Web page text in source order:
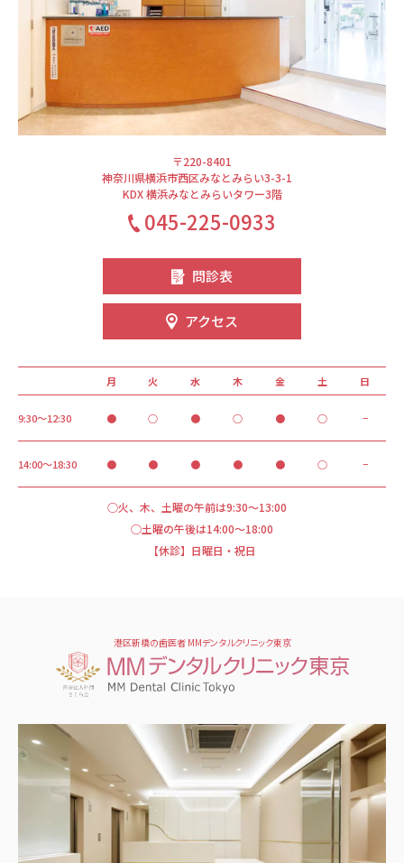
〒220-8401
神奈川県横浜市西区みなとみらい3-3-1
KDX 横浜みなとみらいタワー3階
045-225-0933
問診表
アクセス
月 火 水 木 金 土 日
9:30～12:30 ● ○ ● ○ ● ○ −
14:00～18:30 ● ● ● ● ● ○ −
○火、木、土曜の午前は9:30～13:00
○土曜の午後は14:00～18:00
【休診】日曜日・祝日
港区新橋の歯医者 MMデンタルクリニック東京